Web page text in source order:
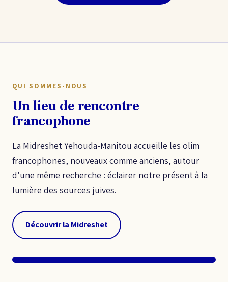
QUI SOMMES-NOUS
Un lieu de rencontre
francophone
La Midreshet Yehouda-Manitou accueille les olim
francophones, nouveaux comme anciens, autour
d'une même recherche : éclairer notre présent à la
lumière des sources juives.
Découvrir la Midreshet